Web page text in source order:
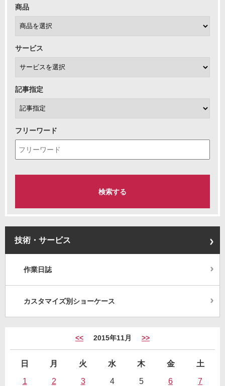
商品
サービス
記事指定
フリーワード
技術・サービス
作業日誌
カスタマイズ別ショーケース
<< 2015年11月 >>
日 月 火 水 木 金
土
1
2 3 4 5 6 7